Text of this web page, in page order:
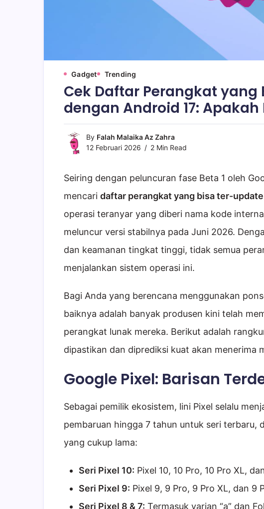
Gadget Trending
Cek Daftar Perangkat yang
dengan Android 17: Apakah
By Falah Malaika Az Zahra
12 Februari 2026
2 Min Read
Seiring dengan peluncuran fase Beta 1 oleh
mencari daftar perangkat yang bisa ter-
operasi teranyar yang diberi nama kode
meluncur versi stabilnya pada Juni 2026.
dan keamanan tingkat tinggi, tidak semua
menjalankan sistem operasi ini.
Bagi Anda yang berencana menggunakan
baiknya adalah banyak produsen kini telah
perangkat lunak mereka. Berikut adalah
dipastikan dan diprediksi kuat akan menerima
Google Pixel: Barisan
Sebagai pemilik ekosistem, lini Pixel selalu
pembaruan hingga 7 tahun untuk seri terbaru,
yang cukup lama:
Seri Pixel 10: Pixel 10, 10 Pro, 10 Pro XL,
Seri Pixel 9: Pixel 9, 9 Pro, 9 Pro XL, dan 9
Seri Pixel 8 & 7: Termasuk varian “a” dan